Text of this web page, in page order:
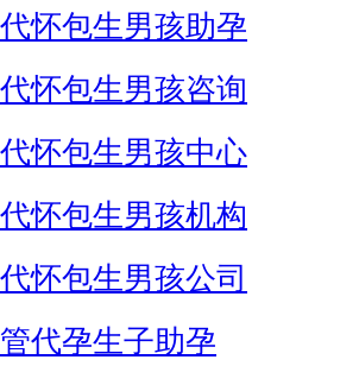
怀包生男孩助孕
怀包生男孩咨询
怀包生男孩中心
怀包生男孩机构
怀包生男孩公司
代孕生子助孕